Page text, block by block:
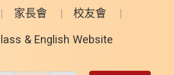
家長會 校友會
& English Website